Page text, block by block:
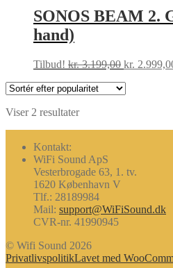
SONOS BEAM 2.
hand)
Tilbud! kr.3.199,00 Den
kr.
Viser 2 resultaterSorteret
Kontakt:
WiFi Sound ApS
Vesterbrogade 63, 1. tv.
1620 København V
Tlf.: 28189984
Mail: support@WiFiSound.dk
CVR-nr. 41990945
© Wifi Sound 2026
PrivatlivspolitikLavet med